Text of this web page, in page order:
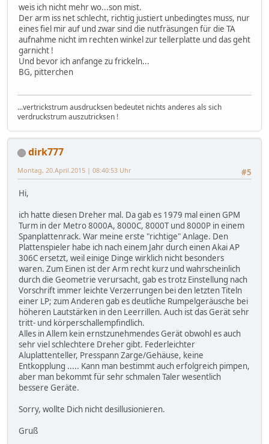
weis ich nicht mehr wo...son mist.
Der arm iss net schlecht, richtig justiert unbedingtes muss, nur
eines fiel mir auf und zwar sind die nutfräsungen für die TA
aufnahme nicht im rechten winkel zur tellerplatte und das geht
garnicht !
Und bevor ich anfange zu frickeln...
BG, pitterchen
...vertrickstrum ausdrucksen bedeutet nichts anderes als sich
verdruckstrum auszutricksen !
dirk777
#5
Montag, 20.April.2015 | 08:40:53 Uhr
Hi,
ich hatte diesen Dreher mal. Da gab es 1979 mal einen GPM
Turm in der Metro 8000A, 8000C, 8000T und 8000P in einem
Spanplattenrack. War meine erste "richtige" Anlage. Den
Plattenspieler habe ich nach einem Jahr durch einen Akai AP
306C ersetzt, weil einige Dinge wirklich nicht besonders
waren. Zum Einen ist der Arm recht kurz und wahrscheinlich
durch die Geometrie verursacht, gab es trotz Einstellung nach
Vorschrift immer leichte Verzerrungen bei den letzten Titeln
einer LP; zum Anderen gab es deutliche Rumpelgeräusche bei
höheren Lautstärken in den Leerrillen. Auch ist das Gerät sehr
tritt- und körperschallempfindlich.
Alles in Allem kein ernstzunehmendes Gerät obwohl es auch
sehr viel schlechtere Dreher gibt. Federleichter
Aluplattenteller, Presspann Zarge/Gehäuse, keine
Entkopplung ..... Kann man bestimmt auch erfolgreich pimpen,
aber man bekommt für sehr schmalen Taler wesentlich
bessere Geräte.
Sorry, wollte Dich nicht desillusionieren.
Gruß